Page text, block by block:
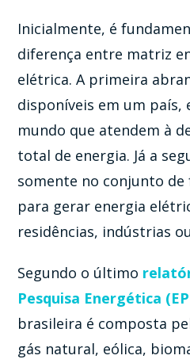
Inicialmente, é
diferença entre matriz
elétrica. A primeira
disponíveis em um país,
mundo que atendem à
total de energia. Já a
somente no conjunto
para gerar energia
residências, indústrias
Segundo o último
Pesquisa Energética
brasileira é composta
gás natural, eólica,